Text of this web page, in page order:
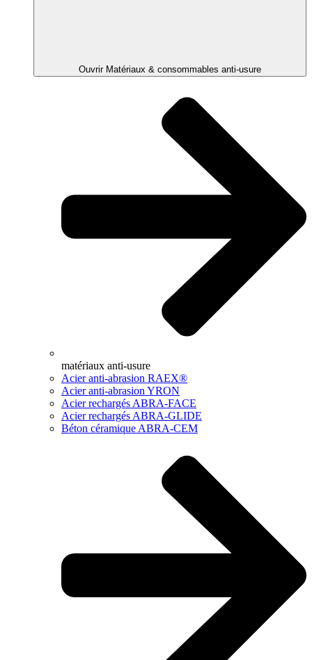
Ouvrir Matériaux & consommables anti-usure
matériaux anti-usure
Acier anti-abrasion RAEX®
Acier anti-abrasion YRON
Acier rechargés ABRA-FACE
Acier rechargés ABRA-GLIDE
Béton céramique ABRA-CEM